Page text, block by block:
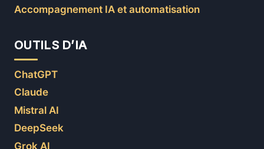
Accompagnement IA et automatisation
OUTILS D’IA
ChatGPT
Claude
Mistral AI
DeepSeek
Grok AI